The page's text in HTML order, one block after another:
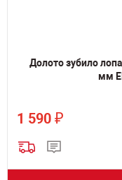
Долото зубило
мм
1 590 ₽